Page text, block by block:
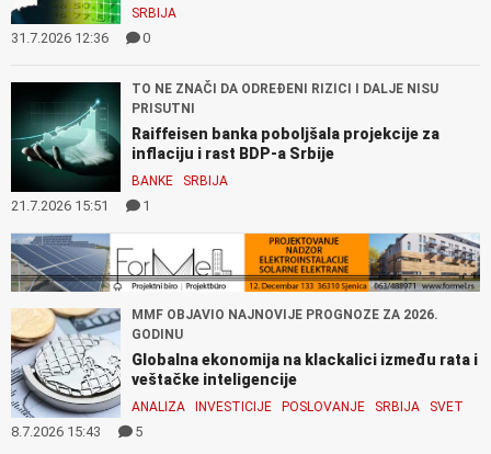
SRBIJA
31.7.2026 12:36 0
TO NE ZNAČI DA ODREĐENI RIZICI I DALJE NISU
PRISUTNI
Raiffeisen banka poboljšala projekcije za
inflaciju i rast BDP-a Srbije
BANKE SRBIJA
21.7.2026 15:51 1
MMF OBJAVIO NAJNOVIJE PROGNOZE ZA 2026.
GODINU
Globalna ekonomija na klackalici između rata i
veštačke inteligencije
ANALIZA INVESTICIJE POSLOVANJE SRBIJA SVET
8.7.2026 15:43 5